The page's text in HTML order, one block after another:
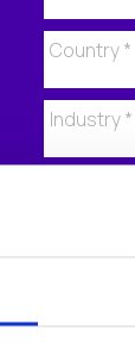
I agree
news,